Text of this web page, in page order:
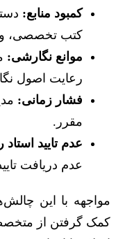
کمبود منابع:
کتب تخصصی، و
موانع نگارشی:
رعایت اصول
فشار زمانی:
مقرر.
عدم تایید استاد
عدم دریافت
مواجهه با این
کمک گرفتن از